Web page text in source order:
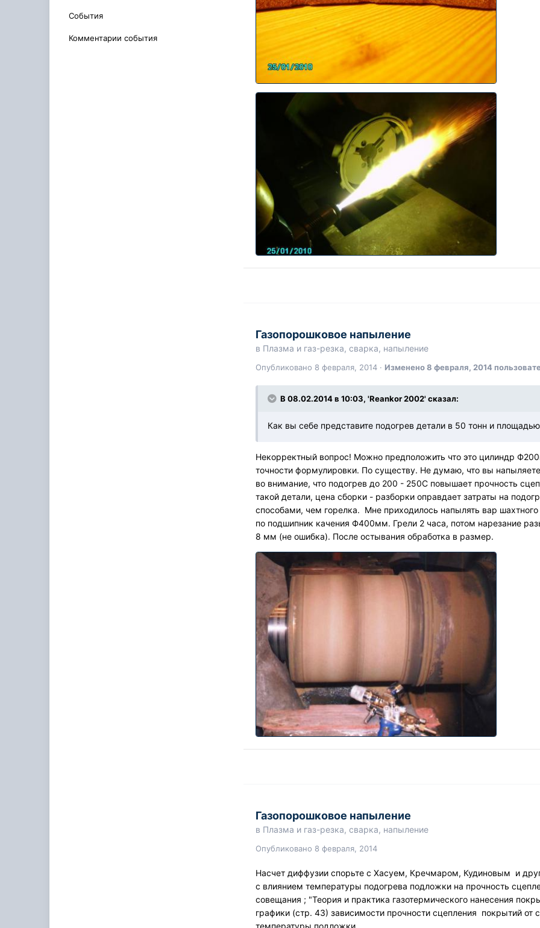
События
Комментарии события
Газопорошковое напыление
в Плазма и газ-резка, сварка, напыление
Опубликовано 8 февраля, 2014 · Изменено8 февраля, 2014
В 08.02.2014 в 10:03, 'Reankor 2002' сказал:
Как вы себе представите подогрев детали в 50 тонн и
Некорректный вопрос! Можно предположить что это цилиндр
точности формулировки. По существу. Не думаю, что вы
во внимание, что подогрев до 200 - 250С повышает прочность
такой детали, цена сборки - разборки оправдает затраты на
способами, чем горелка. Мне приходилось напылять вар
по подшипник качения Ф400мм. Грели 2 часа, потом нарезание
8 мм (не ошибка). После остывания обработка в размер.
Газопорошковое напыление
в Плазма и газ-резка, сварка, напыление
Опубликовано 8 февраля, 2014
Насчет диффузии спорьте с Хасуем, Кречмаром, Кудиновым и
с влиянием температуры подогрева подложки на прочность
совещания ; "Теория и практика газотермического нанесения
графики (стр. 43) зависимости прочности сцепления покрытий
температуры подложки.